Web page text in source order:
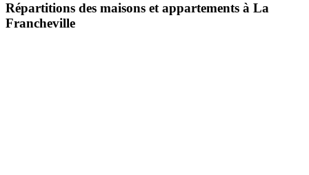
Répartitions des maisons et appartements à La
Francheville